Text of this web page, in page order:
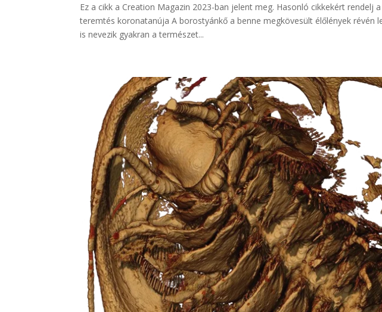
Ez a cikk a Creation Magazin 2023-ban jelent meg. Hasonló cikkekért rendelj
teremtés koronatanúja A borostyánkő a benne megkövesült élőlények révén
is nevezik gyakran a természet...